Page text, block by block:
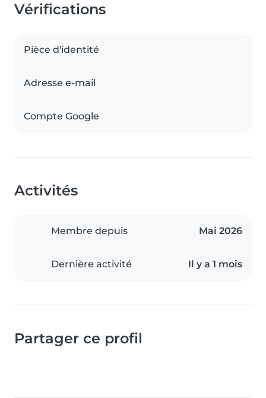
Vérifications
Pièce d'identité
Adresse e-mail
Compte Google
Activités
Membre depuis Mai 2026
Dernière activité Il y a 1 mois
Partager ce profil